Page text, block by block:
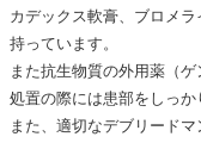
カデックス軟膏、ブロメ
持っています。
また抗生物質の外用薬（
処置の際には患部をしっか
また、適切なデブリード